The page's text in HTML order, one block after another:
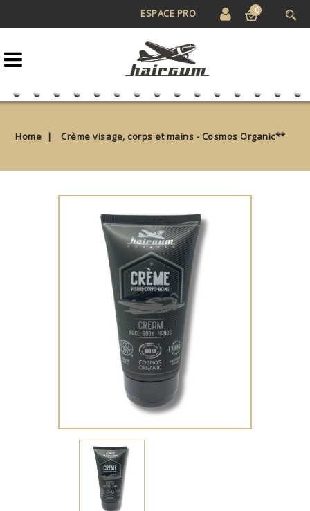
0
ESPACE PRO
Home Crème visage, corps et mains - Cosmos Organic**